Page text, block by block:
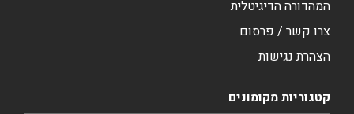
המהדורה הדיגיטלית
צרו קשר / פרסום
הצהרת נגישות
קטגוריות מקומונים